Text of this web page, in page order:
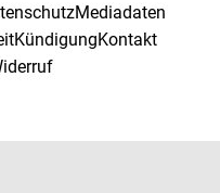
Mediadaten
KündigungKontakt